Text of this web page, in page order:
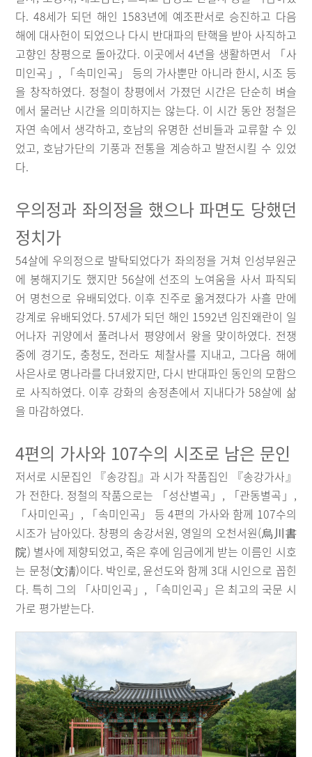
다. 48세가 되던 해인 1583년에 예조판서로 승진하고 다음
해에 대사헌이 되었으나 다시 반대파의 탄핵을 받아 사직하고
고향인 창평으로 돌아갔다. 이곳에서 4년을 생활하면서 「사
미인곡」, 「속미인곡」 등의 가사뿐만 아니라 한시, 시조 등
을 창작하였다. 정철이 창평에서 가졌던 시간은 단순히 벼슬
에서 물러난 시간을 의미하지는 않는다. 이 시간 동안 정철은
자연 속에서 생각하고, 호남의 유명한 선비들과 교류할 수 있
었고, 호남가단의 기풍과 전통을 계승하고 발전시킬 수 있었
다.
우의정과 좌의정을 했으나 파면도 당했던
정치가
54살에 우의정으로 발탁되었다가 좌의정을 거쳐 인성부원군
에 봉해지기도 했지만 56살에 선조의 노여움을 사서 파직되
어 명천으로 유배되었다. 이후 진주로 옮겨졌다가 사흘 만에
강계로 유배되었다. 57세가 되던 해인 1592년 임진왜란이 일
어나자 귀양에서 풀려나서 평양에서 왕을 맞이하였다. 전쟁
중에 경기도, 충청도, 전라도 체찰사를 지내고, 그다음 해에
사은사로 명나라를 다녀왔지만, 다시 반대파인 동인의 모함으
로 사직하였다. 이후 강화의 송정촌에서 지내다가 58살에 삶
을 마감하였다.
4편의 가사와 107수의 시조로 남은 문인
저서로 시문집인 『송강집』과 시가 작품집인 『송강가사』
가 전한다. 정철의 작품으로는 「성산별곡」, 「관동별곡」,
「사미인곡」, 「속미인곡」 등 4편의 가사와 함께 107수의
시조가 남아있다. 창평의 송강서원, 영일의 오천서원(烏川書
院) 별사에 제향되었고, 죽은 후에 임금에게 받는 이름인 시호
는 문청(文淸)이다. 박인로, 윤선도와 함께 3대 시인으로 꼽힌
다. 특히 그의 「사미인곡」, 「속미인곡」은 최고의 국문 시
가로 평가받는다.